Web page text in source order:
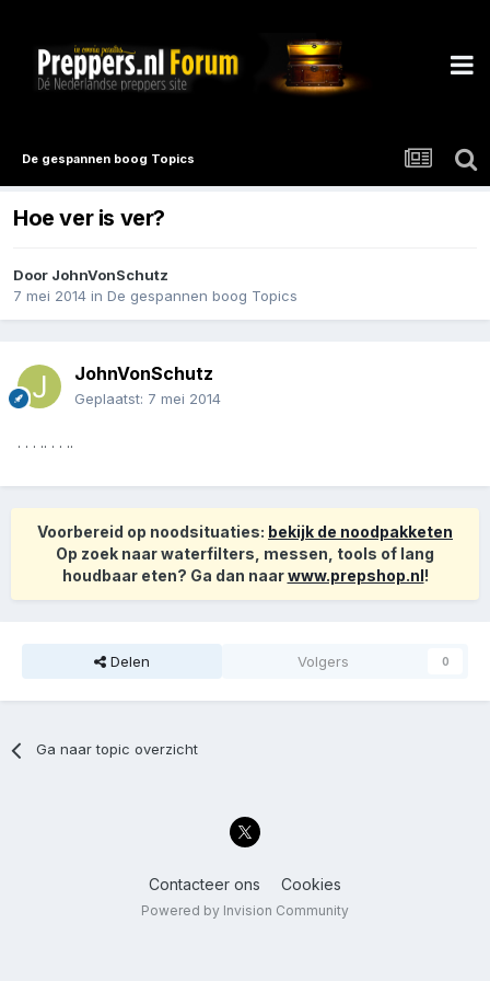
De gespannen boog Topics
Hoe ver is ver?
Door JohnVonSchutz
7 mei 2014 in De gespannen boog Topics
JohnVonSchutz
Geplaatst: 7 mei 2014
. . . .. . . ..
Voorbereid op noodsituaties: bekijk de noodpakketen
Op zoek naar waterfilters, messen, tools of lang
houdbaar eten? Ga dan naarwww.prepshop.nl!
Delen Volgers 0
Ga naar topic overzicht
Contacteer ons Cookies
Powered by Invision Community